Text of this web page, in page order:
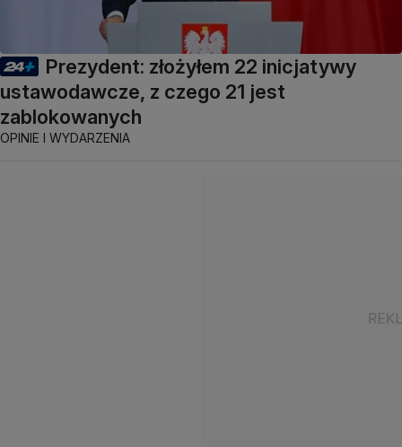
Prezydent: złożyłem 22 inicjatywy
ustawodawcze, z czego 21 jest
zablokowanych
OPINIE I WYDARZENIA